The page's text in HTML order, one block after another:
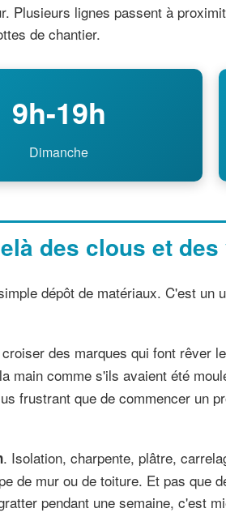
Plusieurs lignes passent à
de chantier.
9h-19h
Dimanche
des clous et
dépôt de matériaux. C'est un
des marques qui font rêver
main comme s'ils avaient été
frustrant que de commencer un
. Isolation, charpente, plâtre,
de mur ou de toiture. Et pas que
pendant une semaine, c'est